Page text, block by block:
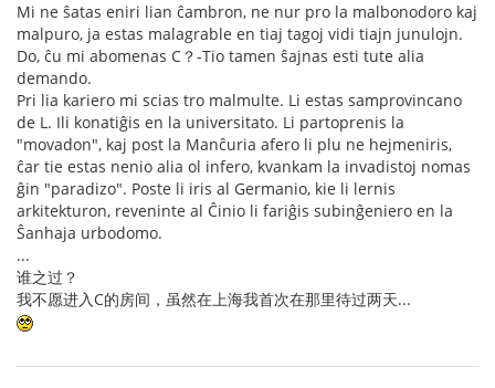
Mi ne ŝatas eniri lian ĉambron, ne nur pro la malbonodoro kaj
malpuro, ja estas malagrable en tiaj tagoj vidi tiajn junulojn.
Do, ĉu mi abomenas C？-Tio tamen ŝajnas esti tute alia
demando.
Pri lia kariero mi scias tro malmulte. Li estas samprovincano
de L. Ili konatiĝis en la universitato. Li partoprenis la
"movadon", kaj post la Manĉuria afero li plu ne hejmeniris,
ĉar tie estas nenio alia ol infero, kvankam la invadistoj nomas
ĝin "paradizo". Poste li iris al Germanio, kie li lernis
arkitekturon, reveninte al Ĉinio li fariĝis subinĝeniero en la
Ŝanhaja urbodomo.
...
谁之过？
我不愿进入C的房间，虽然在上海我首次在那里待过两天...